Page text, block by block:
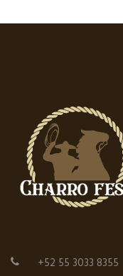
+52 55 3033 8355